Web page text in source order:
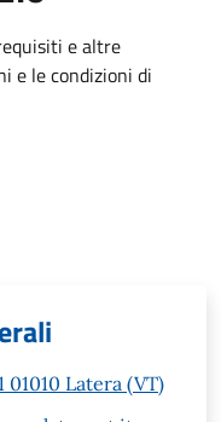
e altre
e le condizioni di
01010 Latera (VT)